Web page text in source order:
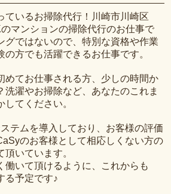
ているお掃除代行！川崎市川崎区
のマンションの掃除代行のお仕事で
グではないので、特別な資格や作業
方でも活躍できるお仕事です。
めてお仕事される方、少しの時間か
洗濯やお掃除など、あなたのこれま
てください。
テムを導入しており、お客様の評価
のお客様として相応しくない方の
いています。
働いて頂けるように、これからも
る予定です♪